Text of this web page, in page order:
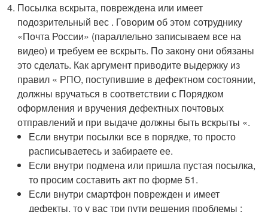
Посылка вскрыта, повреждена или имеет
подозрительный вес . Говорим об этом сотруднику
«Почта России» (параллельно записываем все на
видео) и требуем ее вскрыть. По закону они обязаны
это сделать. Как аргумент приводите выдержку из
правил « РПО, поступившие в дефектном состоянии,
должны вручаться в соответствии с Порядком
оформления и вручения дефектных почтовых
отправлений и при выдаче должны быть вскрыты «.
Если внутри посылки все в порядке, то просто
расписываетесь и забираете ее.
Если внутри подмена или пришла пустая посылка,
то просим составить акт по форме 51.
Если внутри смартфон поврежден и имеет
дефекты, то у вас три пути решения проблемы :